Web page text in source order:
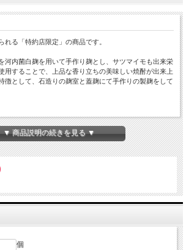
れる「特約店限定」の商品です。
河内菌白麹を用いて手作り麹とし、サツマイモも出来栄
用することで、上品な香り立ちの美味しい焼酎が出来上
徴として、石造りの麹室と蓋麹にて手作りの製麹をして
るからこそ実現できる、力強くも上品な風味が見事な逸
香を主張し、まろやかでありながらドライ、芳醇であり
オンザロック・水割りでガツンとした味わいを楽しめ、
を引き立たせ、味わいも伸び良くリッチなテイストを楽
▼ 商品説明の続きを見る ▼
個